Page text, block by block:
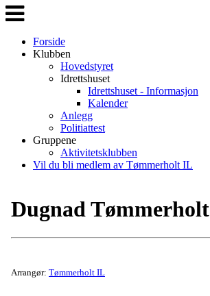
Veksle
navigasjon
Forside
Klubben
Hovedstyret
Idrettshuset
Idrettshuset - Informasjon
Kalender
Anlegg
Politiattest
Gruppene
Aktivitetsklubben
Vil du bli medlem av Tømmerholt IL
Dugnad Tømmerholt
Arrangør: Tømmerholt IL